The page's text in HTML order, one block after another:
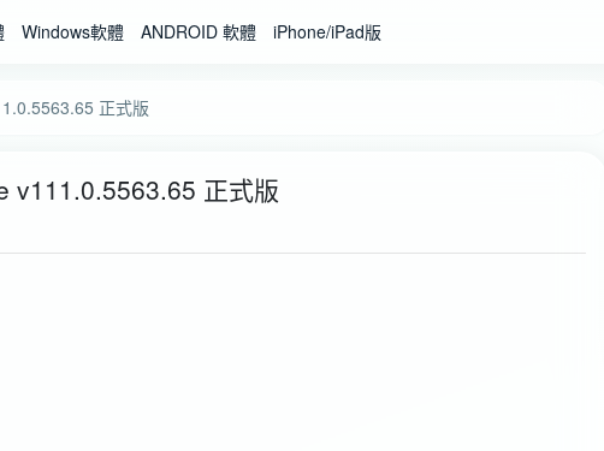
Windows軟體 ANDROID 軟體 iPhone/iPad版
正式版
v111.0.5563.65 正式版